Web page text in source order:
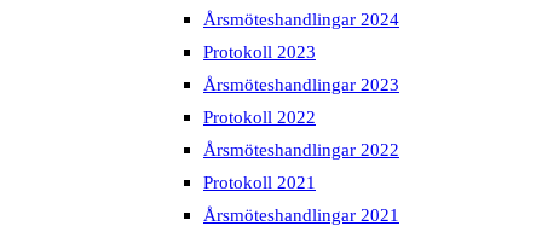
Årsmöteshandlingar 2024
Protokoll 2023
Årsmöteshandlingar 2023
Protokoll 2022
Årsmöteshandlingar 2022
Protokoll 2021
Årsmöteshandlingar 2021